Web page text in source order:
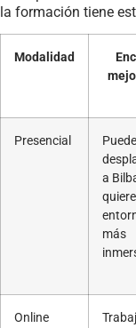
la formación tiene
Modalidad
Presencial
a
más
Online